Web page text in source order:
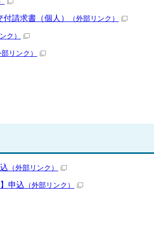
請求書（個人） （外部リンク）
ク）
部リンク）
（外部リンク）
申込 （外部リンク）